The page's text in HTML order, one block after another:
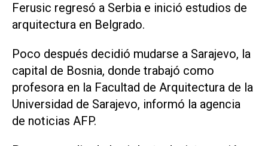
Ferusic regresó a Serbia e inició estudios de
arquitectura en Belgrado.
Poco después decidió mudarse a Sarajevo, la
capital de Bosnia, donde trabajó como
profesora en la Facultad de Arquitectura de la
Universidad de Sarajevo, informó la agencia
de noticias AFP.